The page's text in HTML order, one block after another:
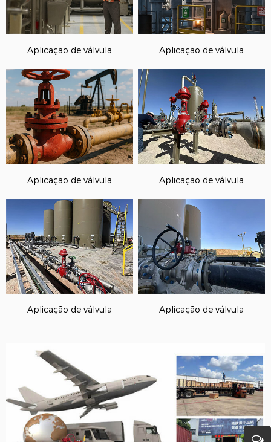
Aplicação de válvula Aplicação de válvula
Aplicação de válvula Aplicação de válvula
Aplicação de válvula Aplicação de válvula